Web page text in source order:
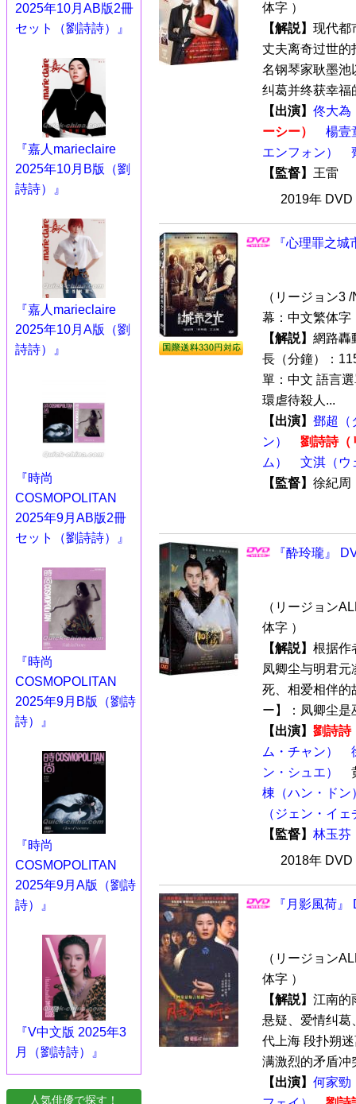
2025年10月AB版2冊
セット（劉詩詩）』
『嘉人marieclaire
2025年10月B版（劉
詩詩）』
『嘉人marieclaire
2025年10月A版（劉
詩詩）』
『時尚
COSMOPOLITAN
2025年9月AB版2冊
セット（劉詩詩）』
『時尚
COSMOPOLITAN
2025年9月B版（劉詩
詩）』
『時尚
COSMOPOLITAN
2025年9月A版（劉詩
詩）』
『V中文版 2025年3
月（劉詩詩）』
人気俳優で探す！
体字 ）
【解説】 现代都
丈夫离奇过世的
名钢琴家耿墨池
纠葛并终获幸福
【出演】 佟大為
ーシー）
楊壹
エンフォン）
【監督】 王雷
2019年
『心理罪之
（リージョン3
幕：中文繁体字
【解説】 網路轟
長（分鐘）：
單：中文 語言
環虐待殺人...
【出演】 鄧超（
ン）
劉詩詩（
ム）
文淇（ウ
【監督】 徐紀
『酔玲瓏』
（リージョン
体字 ）
【解説】 根据作
凤卿尘与明君
死、相爱相伴的
ー】：凤卿尘是
【出演】 劉詩詩
ム・チャン）
ン・シュエ）
棟（ハン・ドン
（ジェン・イ
【監督】 林玉芬
2018年
『月影風荷
（リージョン
体字 ）
【解説】 江南的
悬疑、爱情纠葛
代上海 段扑朔
满激烈的矛盾冲
【出演】 何家勁